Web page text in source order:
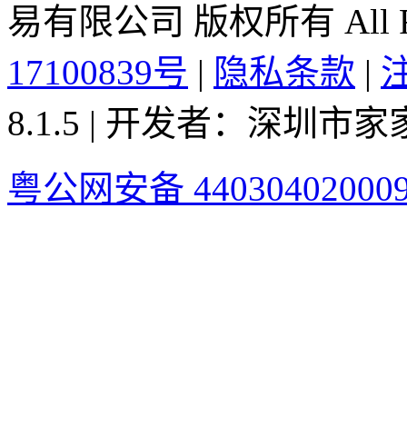
易有限公司 版权所有 All
17100839号 | 隐私条款 |
8.1.5 | 开发者：深圳市
粤公网安备